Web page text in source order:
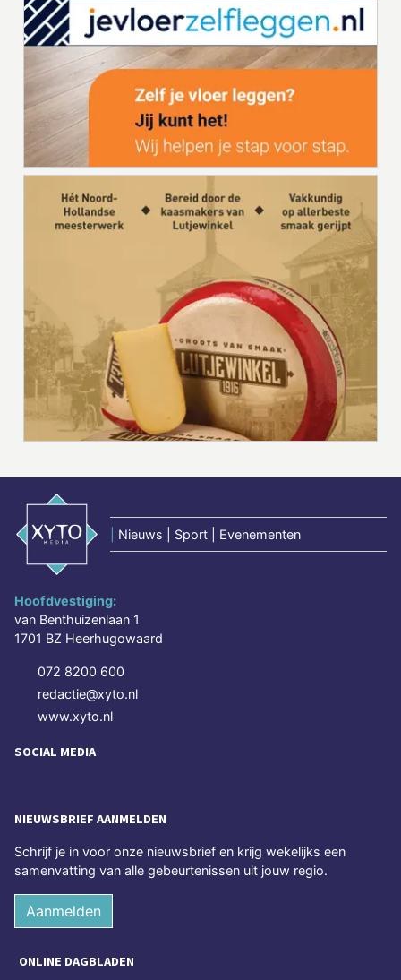
Nieuws | Sport | Evenementen
Hoofdvestiging:
van Benthuizenlaan 1
1701 BZ Heerhugowaard
072 8200 600
redactie@xyto.nl
www.xyto.nl
SOCIAL MEDIA
NIEUWSBRIEF AANMELDEN
Schrijf je in voor onze nieuwsbrief en krijg wekelijks een
samenvatting van alle gebeurtenissen uit jouw regio.
Aanmelden
ONLINE DAGBLADEN